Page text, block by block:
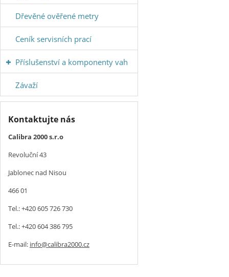
Dřevěné ověřené metry
Ceník servisních prací
Příslušenství a komponenty vah
Závaží
Kontaktujte nás
Calibra 2000 s.r.o
Revoluční 43
Jablonec nad Nisou
466 01
Tel.: +420 605 726 730
Tel.: +420 604 386 795
E-mail: info@calibra2000.cz